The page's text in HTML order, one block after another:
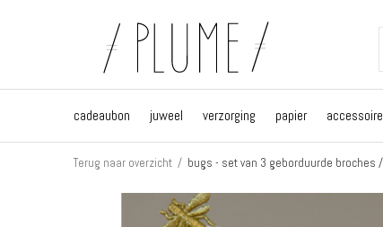
cadeaubon juweel verzorging papier accessoire
Terug naar overzicht bugs - set van 3 geborduurde broches